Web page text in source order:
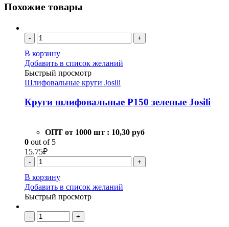
Похожие товары
- +
В корзину
Добавить в список желаний
Быстрый просмотр
Шлифовальные круги Josili
Круги шлифовальные Р150 зеленые Josili
ОПТ от 1000 шт : 10,30 руб
0 out of 5
15.75₽
- +
В корзину
Добавить в список желаний
Быстрый просмотр
- +